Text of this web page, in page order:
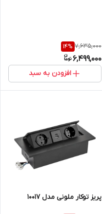
7,635,000
14%
6,499,000
افزودن به سبد
پریز توکار ملونی مدل 10017